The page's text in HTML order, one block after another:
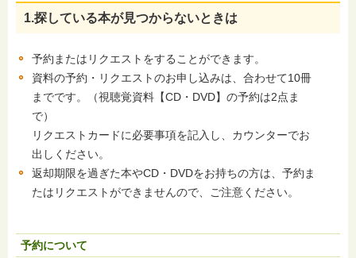
1.探している本が見つからないときは
予約またはリクエストをすることができます。
資料の予約・リクエストのお申し込みは、合わせて10冊
までです。（視聴覚資料【CD・DVD】の予約は2点ま
で）
リクエストカードに必要事項を記入し、カウンターでお
出しください。
返却期限を過ぎた本やCD・DVDをお持ちの方は、予約ま
たはリクエストができませんので、ご注意ください。
予約について